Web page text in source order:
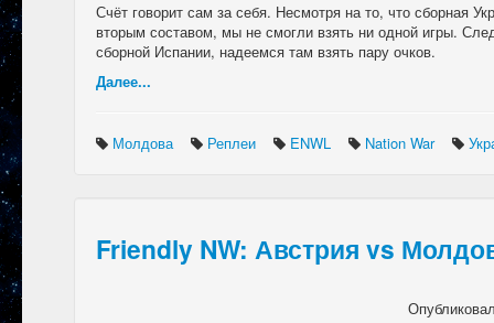
Счёт говорит сам за себя. Несмотря на то, что сборная
вторым составом, мы не смогли взять ни одной игры.
сборной Испании, надеемся там взять пару очков.
Далее...
Молдова Реплеи ENWL Nation War
Friendly NW: Австрия vs